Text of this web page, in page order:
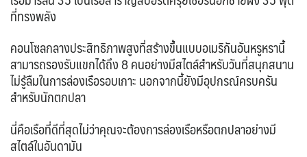
1 1
ARE ดูไบ, UAE
ตะวันออกกลาง 0 YEM เยเมน 0
VNM เวียดนาม 35
จอร์แดน - อียิปต์
POL โปแลนด์
RUS รัสเซีย สแกนดิเนเวีย
ESP สเปน 4
SVN สโลวิเนีย 2 CHE สวิตเซอร์แลนด์
TUR ตุรเคีย 13
UK อังกฤษ+สหราชอาณาจักร
ที่ทรงพลัง
คอนโซลกลางประสิทธิภาพสูงที่สร้างขึ้นแบบอเมริกันอันหรูหรานี้
สามารถรองรับแขกได้ถึง 8 คนอย่างมีสไตล์สำหรับวันที่สนุกสนาน
ไม่รู้ลืมในการล่องเรือรอบเกาะ นอกจากนี้ยังมีอุปกรณ์ครบครัน
สำหรับนักตกปลา
นี่คือเรือที่ดีที่สุดไม่ว่าคุณจะต้องการล่องเรือหรือตกปลาอย่างมี
สไตล์ในอันดามัน